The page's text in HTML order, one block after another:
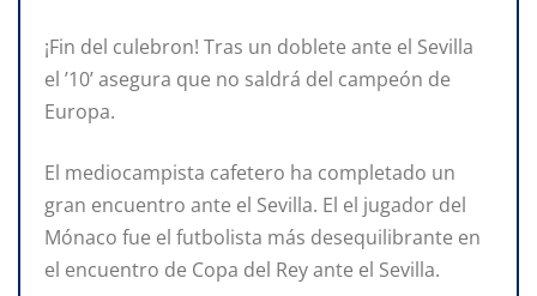
¡Fin del culebron! Tras un doblete ante el Sevilla
el ’10’ asegura que no saldrá del campeón de
Europa.
El mediocampista cafetero ha completado un
gran encuentro ante el Sevilla. El el jugador del
Mónaco fue el futbolista más desequilibrante en
el encuentro de Copa del Rey ante el Sevilla.